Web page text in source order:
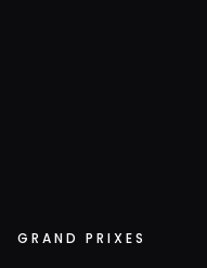
GRAND PRIXES